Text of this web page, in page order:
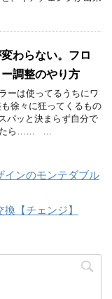
わらない。フロ
調整のやり方
ーは使ってるうちにワ
徐々に狂ってくるもの
パッと決まらず自分で
たら…… ...
インのモンテダブル
【チェンジ】